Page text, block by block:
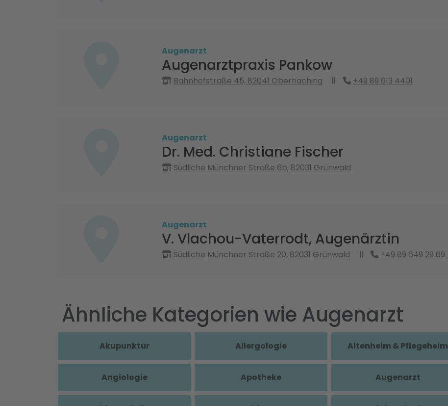
Augenarzt
Augenarztpraxis Pankow
Bahnhofstraße 45, 82041 Oberhaching +49 89 613 4401
Augenarzt
Dr. Med. Christiane Fischer
Südliche Münchner Straße 6b, 82031 Grünwald
Augenarzt
V. Vlachou-Vaterrodt, Augenärztin
Südliche Münchner Straße 20, 82031 Grünwald +49 89 649 29 69
Ähnliche Kategorien wie Augenarzt
Akupunktur Allergologie Altenheim & Pflegeheim
Angiologie Apotheke Augenarzt